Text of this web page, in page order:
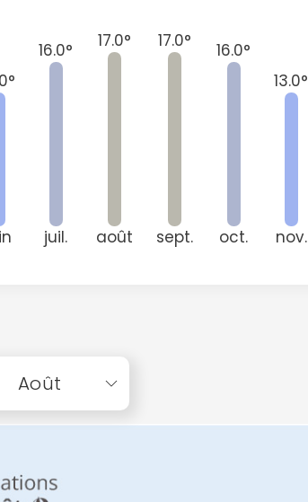
16.0°
juil.
17.0°
août
17.0°
sept.
16.0°
oct.
13.0°
nov.
Août